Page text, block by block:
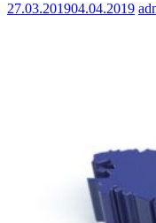
27.03.201904.04.2019